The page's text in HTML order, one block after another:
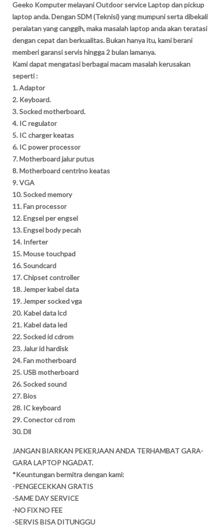
Geeko Komputer melayani Outdoor service Laptop dan pickup
laptop anda. Dengan SDM (Teknisi) yang mumpuni serta dibekali
peralatan yang canggih, maka masalah laptop anda akan teratasi
dengan cepat dan berkualitas. Bukan hanya itu, kami berani
memberi garansi servis hingga 2 bulan lamanya.
Kami dapat mengatasi berbagai macam masalah kerusakan
seperti :
1. Adaptor
2. Keyboard.
3. Socked motherboard.
4. IC regulator
5. IC charger keatas
6. IC power processor
7. Motherboard jalur putus
8. Motherboard centrino keatas
9. VGA
10. Socked memory
11. Fan processor
12. Engsel per engsel
13. Engsel body pecah
14. Inferter
15. Mouse touchpad
16. Soundcard
17. Chipset controller
18. Jemper kabel data
19. Jemper socked vga
20. Kabel data lcd
21. Kabel data led
22. Socked id cdrom
23. Jalur id hardisk
24. Fan motherboard
25. USB motherboard
26. Socked sound
27. Bios
28. IC keyboard
29. Conector cd rom
30. Dll
JANGAN BIARKAN PEKERJAAN ANDA TERHAMBAT GARA-
GARA LAPTOP NGADAT.
*Keuntungan bermitra dengan kami:
-PENGECEKKAN GRATIS
-SAME DAY SERVICE
-NO FIX NO FEE
-SERVIS BISA DITUNGGU